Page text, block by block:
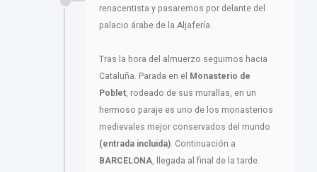
renacentista y pasaremos por delante del
palacio árabe de la Aljafería.
Tras la hora del almuerzo seguimos hacia
Cataluña. Parada en el Monasterio de
Poblet , rodeado de sus murallas, en un
hermoso paraje es uno de los monasterios
medievales mejor conservados del mundo
(entrada incluida) . Continuación a
BARCELONA , llegada al final de la tarde.